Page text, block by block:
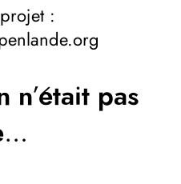
:
n’était pas